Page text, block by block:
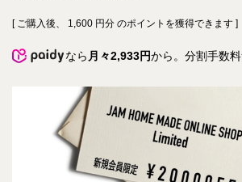
[ ご購入後、 1,600 円分 のポイントを獲得できます ]
なら 月々2,933円から。分割手数